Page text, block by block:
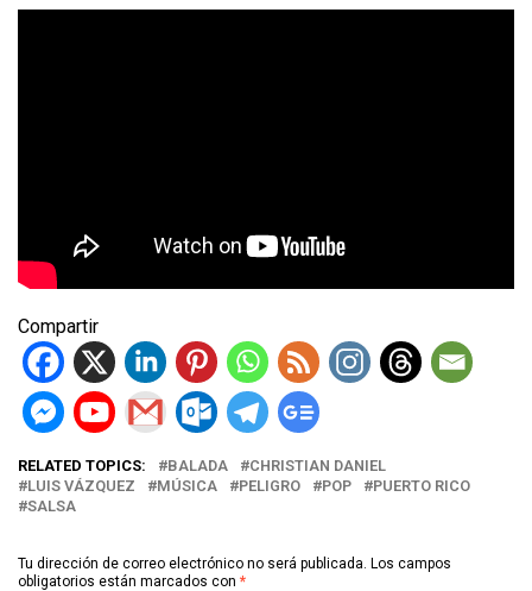
Compartir
RELATED TOPICS: BALADA
CHRISTIAN DANIEL
LUIS VÁZQUEZ
MÚSICA PELIGRO POP
PUERTO RICO
SALSA
Tu dirección de correo electrónico no será publicada. Los campos
obligatorios están marcados con *